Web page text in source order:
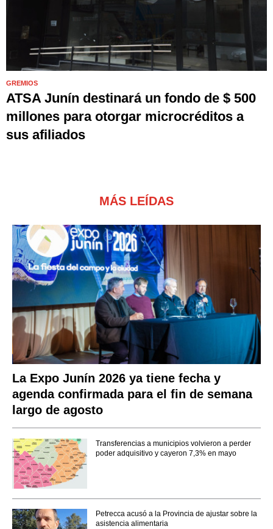
GREMIOS
ATSA Junín destinará un fondo de $ 500
millones para otorgar microcréditos a
sus afiliados
MÁS LEÍDAS
La Expo Junín 2026 ya tiene fecha y
agenda confirmada para el fin de semana
largo de agosto
Transferencias a municipios volvieron a perder
poder adquisitivo y cayeron 7,3% en mayo
Petrecca acusó a la Provincia de ajustar sobre la
asistencia alimentaria